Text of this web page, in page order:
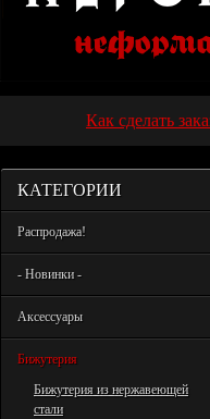
Как сделать
КАТЕГОРИИ
Распродажа!
- Новинки -
Аксессуары
Бижутерия
Бижутерия из нержавеющей
стали